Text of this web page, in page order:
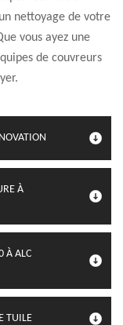
nettoyage de votre
vous ayez une
de couvreurs
À
À ALC
TUILE